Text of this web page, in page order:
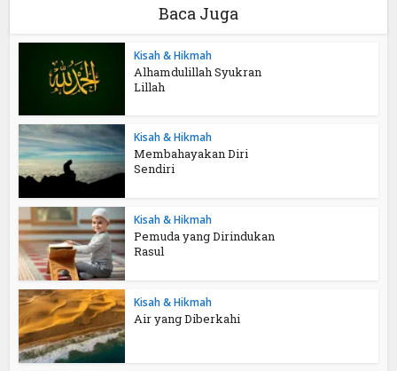
Baca Juga
Kisah & Hikmah
Alhamdulillah Syukran
Lillah
Kisah & Hikmah
Membahayakan Diri
Sendiri
Kisah & Hikmah
Pemuda yang Dirindukan
Rasul
Kisah & Hikmah
Air yang Diberkahi